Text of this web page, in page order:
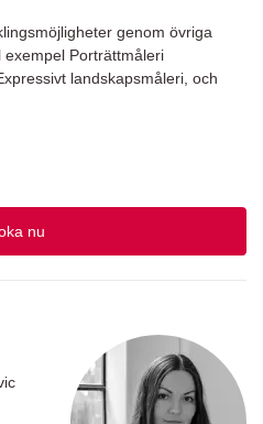
genom övriga
Porträttmåleri
landskapsmåleri, och
nu